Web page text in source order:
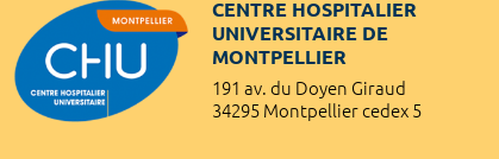
CENTRE HOSPITALIER
UNIVERSITAIRE DE
MONTPELLIER
191 av. du Doyen Giraud
34295 Montpellier cedex 5